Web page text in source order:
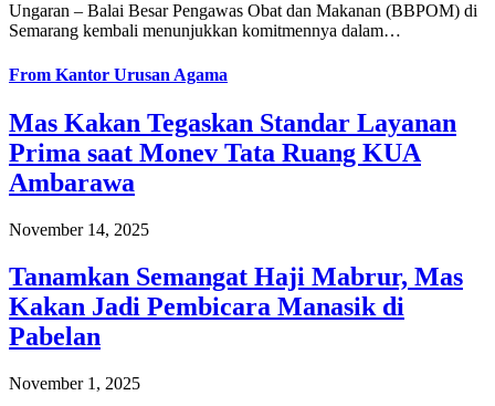
Ungaran – Balai Besar Pengawas Obat dan Makanan (BBPOM) di
Semarang kembali menunjukkan komitmennya dalam…
From Kantor Urusan Agama
Mas Kakan Tegaskan Standar Layanan
Prima saat Monev Tata Ruang KUA
Ambarawa
November 14, 2025
Tanamkan Semangat Haji Mabrur, Mas
Kakan Jadi Pembicara Manasik di
Pabelan
November 1, 2025